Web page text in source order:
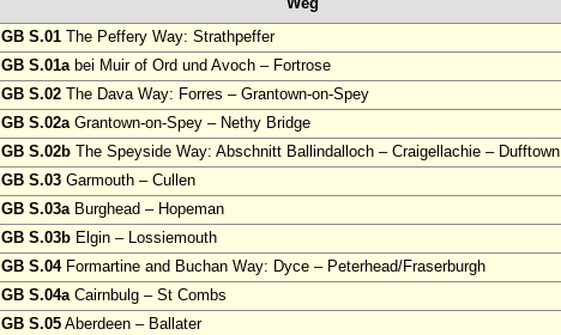
GB S.01 The Peffery Way: Strathpeffer
GB S.01abei Muir of Ord und Avoch – Fortrose
GB S.02 The Dava Way: Forres – Grantown-on-Spey
GB S.02aGrantown-on-Spey – Nethy Bridge
GB S.02b The Speyside Way: Abschnitt Ballindalloch – Craigellachie – Dufftown
GB S.03 Garmouth – Cullen
GB S.03aBurghead – Hopeman
GB S.03b Elgin – Lossiemouth
GB S.04Formartine and Buchan Way: Dyce – Peterhead/Fraserburgh
GB S.04aCairnbulg – St Combs
GB S.05 Aberdeen – Ballater